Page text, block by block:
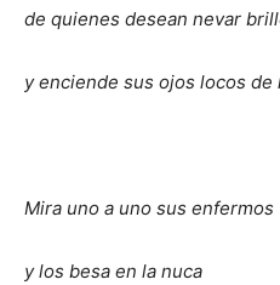
de quienes desean nevar
y enciende sus ojos locos de
Mira uno a uno sus enfermos
y los besa en la nuca